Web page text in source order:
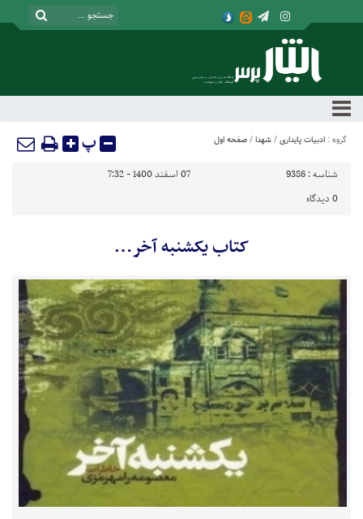
گروه : ادبیات پایداری / شهدا / صفحه اول پ
شناسه : 9386
07 اسفند 1400 - 7:32
0 دیدگاه
کتاب یکشنبه آخر…